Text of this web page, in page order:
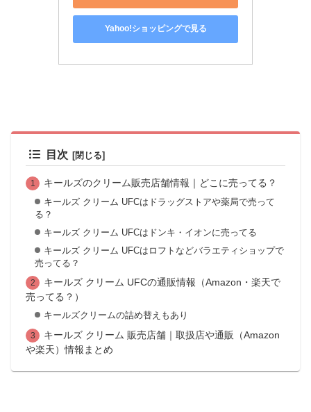
Yahoo!ショッピングで見る
目次
キールズのクリーム販売店舗情報｜どこに売ってる？
キールズ クリーム UFCはドラッグストアや薬局で売って
る？
キールズ クリーム UFCはドンキ・イオンに売ってる
キールズ クリーム UFCはロフトなどバラエティショップで
売ってる？
キールズ クリーム UFCの通販情報（Amazon・楽天で
売ってる？）
キールズクリームの詰め替えもあり
キールズ クリーム 販売店舗｜取扱店や通販（Amazon
や楽天）情報まとめ